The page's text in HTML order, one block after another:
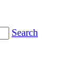
Search